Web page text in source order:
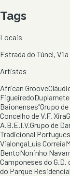
Tags
Locais
Estrada do Túnel,
Artistas
African Groove
Figueiredo
Baionenses"Grupo
Concelho de V.F. Xira
A.B.E.I.V.Grupo de
Tradicional
VialongaLuís Correia
BentoNoninho
Camponeses do G.D.
do Parque